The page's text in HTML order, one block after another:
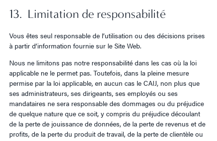
13. Limitation de responsabilité
Vous êtes seul responsable de l’utilisation ou des décisions prises
à partir d’information fournie sur le Site Web.
Nous ne limitons pas notre responsabilité dans les cas où la loi
applicable ne le permet pas. Toutefois, dans la pleine mesure
permise par la loi applicable, en aucun cas le CAIJ, non plus que
ses administrateurs, ses dirigeants, ses employés ou ses
mandataires ne sera responsable des dommages ou du préjudice
de quelque nature que ce soit, y compris du préjudice découlant
de la perte de jouissance de données, de la perte de revenus et de
profits, de la perte du produit de travail, de la perte de clientèle ou